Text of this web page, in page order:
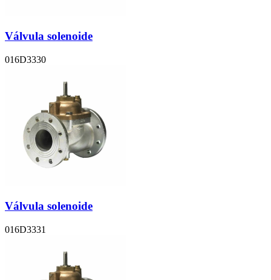
Válvula solenoide
016D3330
Válvula solenoide
016D3331